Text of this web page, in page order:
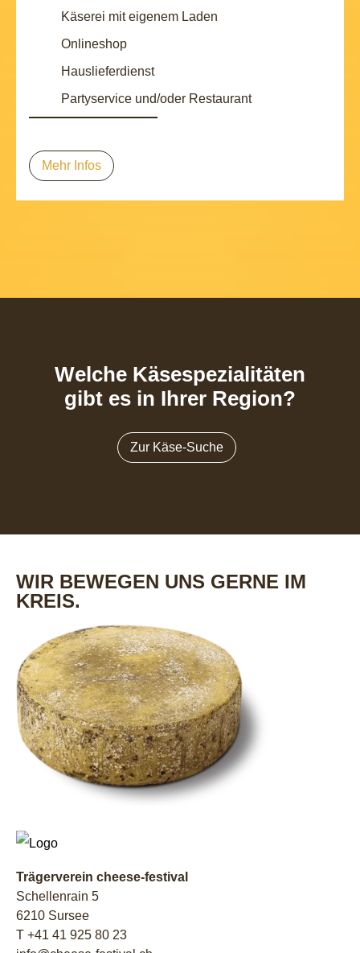
Käserei mit eigenem Laden
Onlineshop
Hauslieferdienst
Partyservice und/oder Restaurant
Mehr Infos
Welche Käsespezialitäten
gibt es in Ihrer Region?
Zur Käse-Suche
WIR BEWEGEN UNS GERNE IM
KREIS.
Trägerverein cheese-festival
Schellenrain 5
6210 Sursee
T +41 41 925 80 23